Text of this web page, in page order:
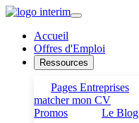
Accueil
Offres d'Emploi
Ressources
Pages Entreprises
matcher mon CV
Promos
Le Blog